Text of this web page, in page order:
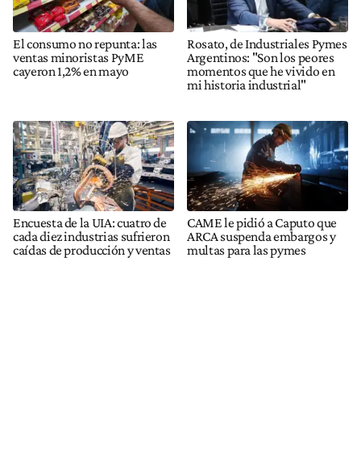
El consumo no repunta: las
ventas minoristas PyME
cayeron 1,2% en mayo
Rosato, de Industriales Pymes
Argentinos: "Son los peores
momentos que he vivido en
mi historia industrial"
Encuesta de la UIA: cuatro de
cada diez industrias sufrieron
caídas de producción y ventas
CAME le pidió a Caputo que
ARCA suspenda embargos y
multas para las pymes